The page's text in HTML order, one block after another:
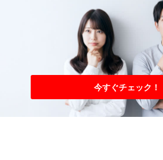
今すぐチェック！